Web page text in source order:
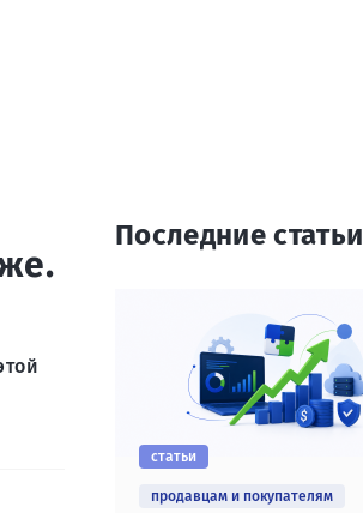
Последние статьи
статьи
продавцам и покупателям